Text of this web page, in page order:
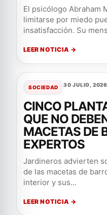
El psicólogo Abraham
limitarse por miedo
insatisfacción. Su
LEER NOTICIA →
SOCIEDAD 30 JULIO, 2026
CINCO
QUE NO
MACETAS DE
EXPERTOS
Jardineros advierten
de las macetas de
interior y sus...
LEER NOTICIA →